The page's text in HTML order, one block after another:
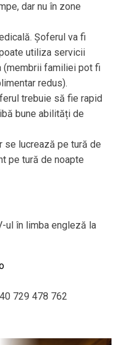
dar nu în zone
Șoferul va fi
utiliza servicii
(membrii familiei pot fi
redus).
trebuie să fie rapid
bune abilități de
se lucrează pe tură de
pe tură de noapte
ul în limba engleză la
729 478 762